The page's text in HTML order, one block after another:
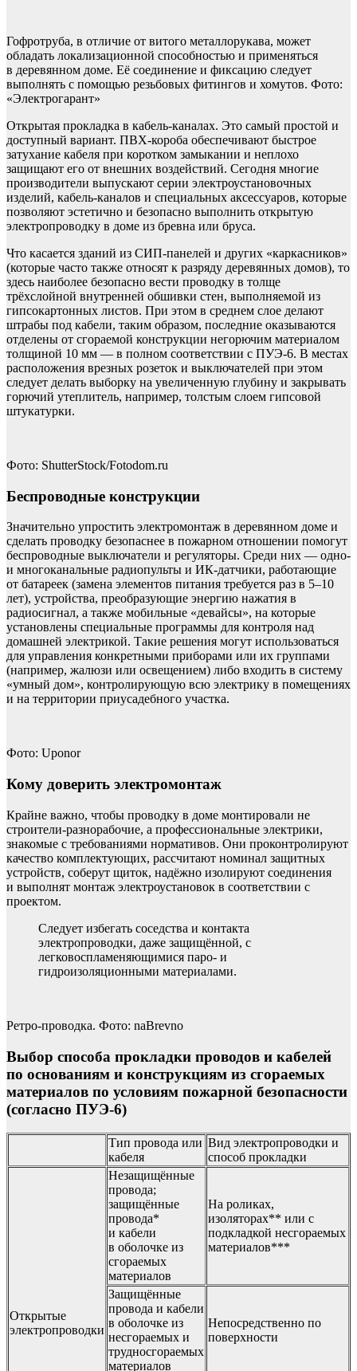
Гофротруба, в отличие от витого металлорукава, может
обладать локализационной способностью и применяться
в деревянном доме. Её соединение и фиксацию следует
выполнять с помощью резьбовых фитингов и хомутов. Фото:
«Электрогарант»
Открытая прокладка в кабель-каналах. Это самый простой и
доступный вариант. ПВХ-короба обеспечивают быстрое
затухание кабеля при коротком замыкании и неплохо
защищают его от внешних воздействий. Сегодня многие
производители выпускают серии электроустановочных
изделий, кабель-каналов и специальных аксессуаров, которые
позволяют эстетично и безопасно выполнить открытую
электропроводку в доме из бревна или бруса.
Что касается зданий из СИП-панелей и других «каркасников»
(которые часто также относят к разряду деревянных домов), то
здесь наиболее безопасно вести проводку в толще
трёхслойной внутренней обшивки стен, выполняемой из
гипсокартонных листов. При этом в среднем слое делают
штрабы под кабели, таким образом, последние оказываются
отделены от сгораемой конструкции негорючим материалом
толщиной 10 мм — в полном соответствии с ПУЭ-6. В местах
расположения врезных розеток и выключателей при этом
следует делать выборку на увеличенную глубину и закрывать
горючий утеплитель, например, толстым слоем гипсовой
штукатурки.
Фото: ShutterStock/Fotodom.ru
Беспроводные конструкции
Значительно упростить электромонтаж в деревянном доме и
сделать проводку безопаснее в пожарном отношении помогут
беспроводные выключатели и регуляторы. Среди них — одно-
и многоканальные радиопульты и ИК-датчики, работающие
от батареек (замена элементов питания требуется раз в 5–10
лет), устройства, преобразующие энергию нажатия в
радиосигнал, а также мобильные «девайсы», на которые
установлены специальные программы для контроля над
домашней электрикой. Такие решения могут использоваться
для управления конкретными приборами или их группами
(например, жалюзи или освещением) либо входить в систему
«умный дом», контролирующую всю электрику в помещениях
и на территории приусадебного участка.
Фото: Uponor
Кому доверить электромонтаж
Крайне важно, чтобы проводку в доме монтировали не
строители-разнорабочие, а профессиональные электрики,
знакомые с требованиями нормативов. Они проконтролируют
качество комплектующих, рассчитают номинал защитных
устройств, соберут щиток, надёжно изолируют соединения
и выполнят монтаж электроустановок в соответствии с
проектом.
Следует избегать соседства и контакта
электропроводки, даже защищённой, с
легковоспламеняющимися паро- и
гидроизоляционными материалами.
Ретро-проводка. Фото: naBrevno
Выбор способа прокладки проводов и кабелей
по основаниям и конструкциям из сгораемых
материалов по условиям пожарной безопасности
(согласно ПУЭ-6)
Тип провода или
кабеля
Вид электропроводки и
способ прокладки
Открытые
электропроводки
Незащищённые
провода;
защищённые
провода*
и кабели
в оболочке из
сгораемых
материалов
На роликах,
изоляторах** или с
подкладкой несгораемых
материалов***
Защищённые
провода и кабели
в оболочке из
несгораемых и
трудносгораемых
материалов
Непосредственно по
поверхности